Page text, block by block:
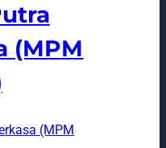
(MPM
(MPM